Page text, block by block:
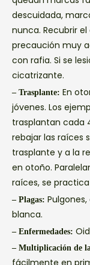
descuidada,
nunca. Recubrir
precaución muy
con rafia. Si se
cicatrizante.
– Trasplante: En
jóvenes. Los
trasplantan cada
rebajar las raíces
trasplante y a la
en otoño.
raíces, se
– Plagas:
blanca.
– Enfermedades:
– Multiplicación de